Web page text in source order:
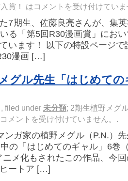
賞！ はコメントを受け付けてい
7期生、佐藤良亮さんが、集
る「第5回R30漫画賞」にお
います！ 以下の特設ページ
漫画 […]
グル先生「はじめて
filed under 未分類; 2期生植野メグ
コメントを受け付けていません。 .
ンガ家の植野メグル（P.N.）
の「はじめてのギャル」6巻
メ化もされたこの作品、今
ートア […]